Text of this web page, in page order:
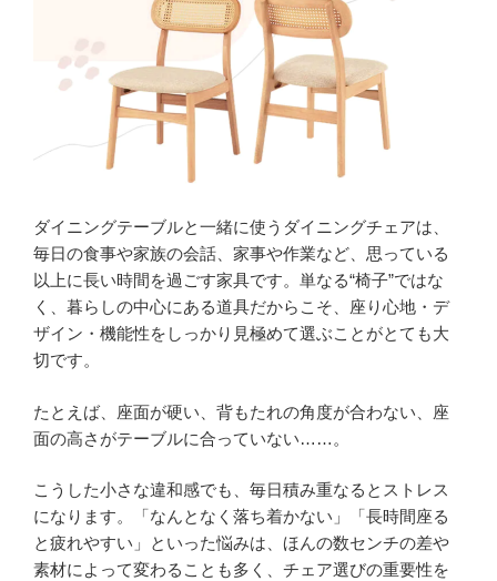
イ
ズ・
素
材・
形・
レ
ア
ウ
完
全
ガ
イ
ダイニングテーブルと一緒に使うダイニングチェアは、
毎日の食事や家族の会話、家事や作業など、思っている
以上に長い時間を過ごす家具です。単なる“椅子”ではな
く、暮らしの中心にある道具だからこそ、座り心地・デ
ザイン・機能性をしっかり見極めて選ぶことがとても大
切です。
たとえば、座面が硬い、背もたれの角度が合わない、座
面の高さがテーブルに合っていない……。
こうした小さな違和感でも、毎日積み重なるとストレス
になります。「なんとなく落ち着かない」「長時間座る
と疲れやすい」といった悩みは、ほんの数センチの差や
素材によって変わることも多く、チェア選びの重要性を